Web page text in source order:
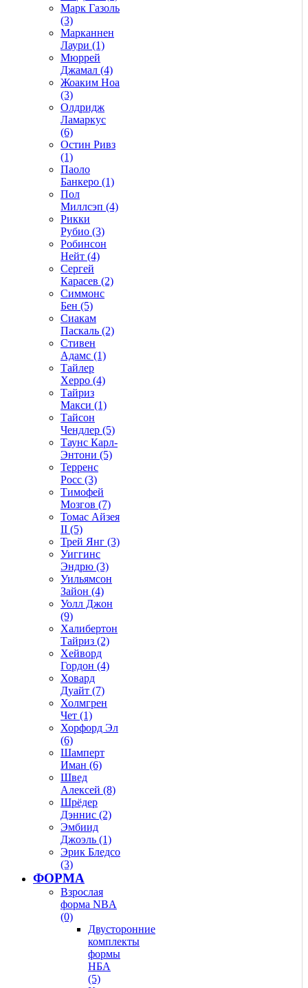
Марк Газоль
(3)
Марканнен
Лаури (1)
Мюррей
Джамал (4)
Жоаким Ноа
(3)
Олдридж
Ламаркус
(6)
Остин Ривз
(1)
Паоло
Банкеро (1)
Пол
Миллсэп (4)
Рикки
Рубио (3)
Робинсон
Нейт (4)
Сергей
Карасев (2)
Симмонс
Бен (5)
Сиакам
Паскаль (2)
Стивен
Адамс (1)
Тайлер
Херро (4)
Тайриз
Макси (1)
Тайсон
Чендлер (5)
Таунс Карл-
Энтони (5)
Терренс
Росс (3)
Тимофей
Мозгов (7)
Томас Айзея
II (5)
Трей Янг (3)
Уиггинс
Эндрю (3)
Уильямсон
Зайон (4)
Уолл Джон
(9)
Халибертон
Тайриз (2)
Хейворд
Гордон (4)
Ховард
Дуайт (7)
Холмгрен
Чет (1)
Хорфорд Эл
(6)
Шамперт
Иман (6)
Швед
Алексей (8)
Шрёдер
Дэннис (2)
Эмбиид
Джоэль (1)
Эрик Бледсо
(3)
ФОРМА
Взрослая
форма NBA
(0)
Двусторонние
комплекты
формы
НБА
(5)